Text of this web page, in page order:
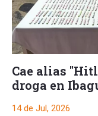
Cae alias
droga en
14 de Jul, 2026